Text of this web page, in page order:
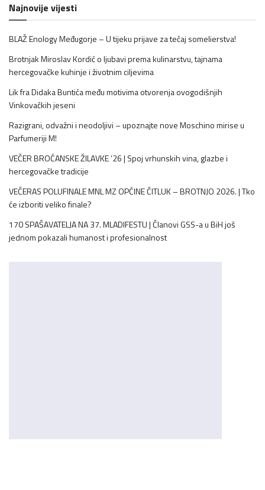
Najnovije vijesti
BLAŽ Enology Međugorje – U tijeku prijave za tečaj somelierstva!
Brotnjak Miroslav Kordić o ljubavi prema kulinarstvu, tajnama
hercegovačke kuhinje i životnim ciljevima
Lik fra Didaka Buntića među motivima otvorenja ovogodišnjih
Vinkovačkih jeseni
Razigrani, odvažni i neodoljivi – upoznajte nove Moschino mirise u
Parfumeriji M!
VEČER BROĆANSKE ŽILAVKE ’26 | Spoj vrhunskih vina, glazbe i
hercegovačke tradicije
VEČERAS POLUFINALE MNL MZ OPĆINE ČITLUK – BROTNJO 2026. | Tko
će izboriti veliko finale?
170 SPAŠAVATELJA NA 37. MLADIFESTU | Članovi GSS-a u BiH još
jednom pokazali humanost i profesionalnost